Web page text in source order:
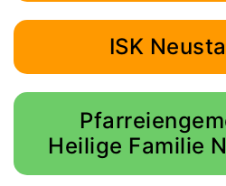
ISK
Heilige Familie